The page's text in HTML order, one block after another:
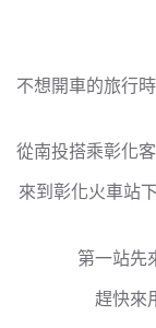
不想開車的旅行
從南投搭乘彰化
來到彰化火車站
第一站先
趕快來